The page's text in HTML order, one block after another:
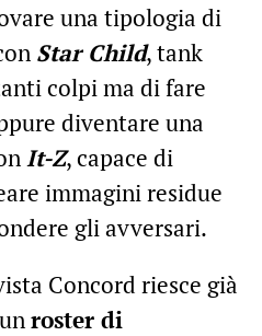
una tipologia di
Star Child, tank
colpi ma di fare
diventare una
It-Z, capace di
immagini residue
gli avversari.
Concord riesce già
roster di